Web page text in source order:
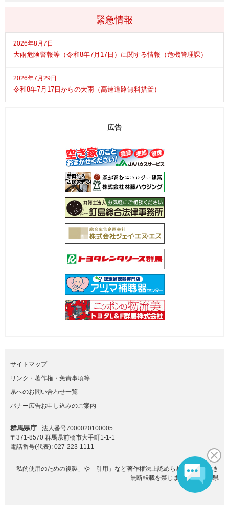
緊急情報
2026年8月7日
大雨危険警報等（令和8年7月17日）に関する情報（危機管理課）
2026年7月29日
令和8年7月17日からの大雨（高速道路無料措置）
広告
サイトマップ
リンク・著作権・免責事項等
県へのお問い合わせ一覧
バナー広告お申し込みのご案内
群馬県庁
法人番号7000020100005
〒371-8570 群馬県前橋市大手町1-1-1
電話番号(代表): 027-223-1111
「私的使用のための複製」や「引用」など著作権法上認められた場合を除き
無断転載を禁じます。(C)群馬県